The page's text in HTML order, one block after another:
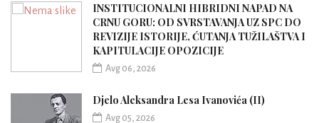
INSTITUCIONALNI HIBRIDNI NAPAD NA
CRNU GORU: OD SVRSTAVANJA UZ SPC DO
REVIZIJE ISTORIJE, ĆUTANJA TUŽILAŠTVA I
KAPITULACIJE OPOZICIJE
Avg 06, 2026
Djelo Aleksandra Lesa Ivanovića (II)
Avg 05, 2026